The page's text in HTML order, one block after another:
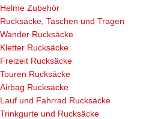
Helme Zubehör
Rucksäcke, Taschen und Tragen
Wander Rucksäcke
Kletter Rucksäcke
Freizeit Rucksäcke
Touren Rucksäcke
Airbag Rucksäcke
Lauf und Fahrrad Rucksäcke
Trinkgurte und Rucksäcke